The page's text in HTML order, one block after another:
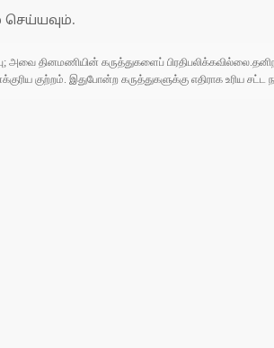
செய்யவும்.
அவை தினமணியின் கருத்துகளைப்
குற்றம். இதுபோன்ற கருத்துகளுக்கு எதிராக உரிய சட்ட